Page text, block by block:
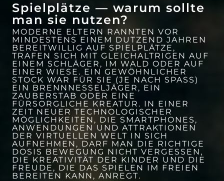
WOW-EFFEKT ATTRAKTIONEN
Spielplätze — warum sollte
man sie nutzen?
MODERNE ELTERN RANNTEN VOR
MINDESTENS EINEM DUTZEND JAHREN
BEREITWILLIG AUF SPIELPLÄTZE,
TRAFEN SICH MIT GLEICHALTRIGEN AUF
EINEM SCHLÄGER, IM WALD ODER AUF
EINER WIESE. EIN GEWÖHNLICHER
STOCK WAR FÜR SIE (JE NACH SPASS) E
IN BRENNNESSELJÄGER, EIN Z
AUBERSTAB ODER EINE F
ÜRSORGLICHE KREATUR. IN EINER Z
EIT NEUER TECHNOLOGISCHER M
ÖGLICHKEITEN, DIE SMARTPHONES, A
NWENDUNGEN UND ATTRAKTIONEN D
ER VIRTUELLEN WELT IN SICH A
UFNEHMEN, DARF MAN DIE RICHTIGE D
OSIS BEWEGUNG NICHT VERGESSEN, D
IE KREATIVITÄT DER KINDER UND DIE F
REUDE, DIE DAS SPIELEN IM FREIEN B
EREITEN KANN, ANREGT.